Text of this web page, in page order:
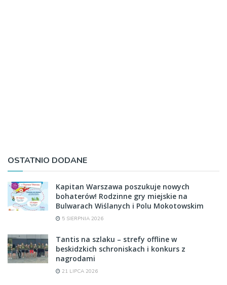
OSTATNIO DODANE
Kapitan Warszawa poszukuje nowych
bohaterów! Rodzinne gry miejskie na
Bulwarach Wiślanych i Polu Mokotowskim
5 SIERPNIA 2026
Tantis na szlaku – strefy offline w
beskidzkich schroniskach i konkurs z
nagrodami
21 LIPCA 2026